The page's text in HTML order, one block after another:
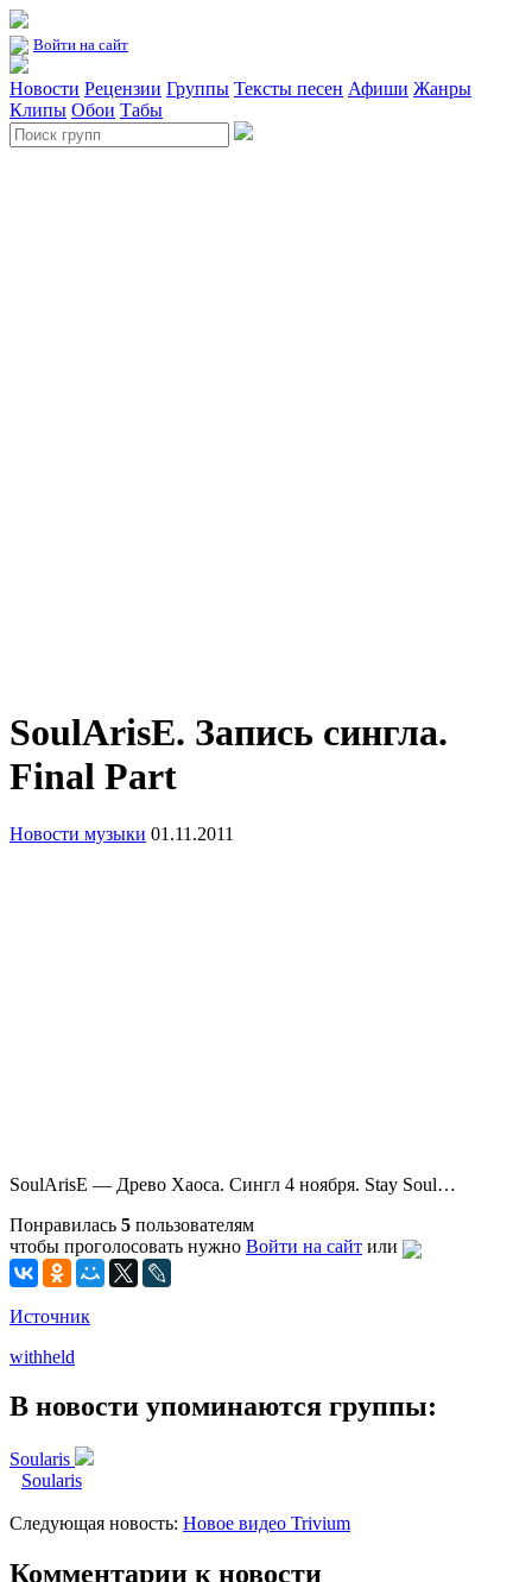
Войти на сайт
Новости Рецензии Группы Тексты песен Афиши Жанры
Клипы Обои Табы
SoulArisE. Запись сингла.
Final Part
Новости музыки 01.11.2011
SoulArisE — Древо Хаоса. Сингл 4 ноября. Stay Soul…
Понравилась 5 пользователям
чтобы проголосовать нужно Войти на сайт или
Источник
withheld
В новости упоминаются группы:
Soularis
Soularis
Следующая новость: Новое видео Trivium
Комментарии к новости